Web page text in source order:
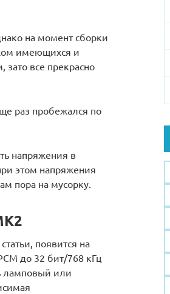
на момент сборки
имеющихся и
все прекрасно
раз пробежался по
напряжения в
этом напряжения
пора на мусорку.
появится на
до 32 бит/768 кГц
ламповый или